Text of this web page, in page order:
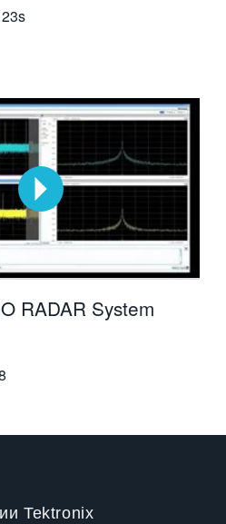
RADAR System
Tektronix